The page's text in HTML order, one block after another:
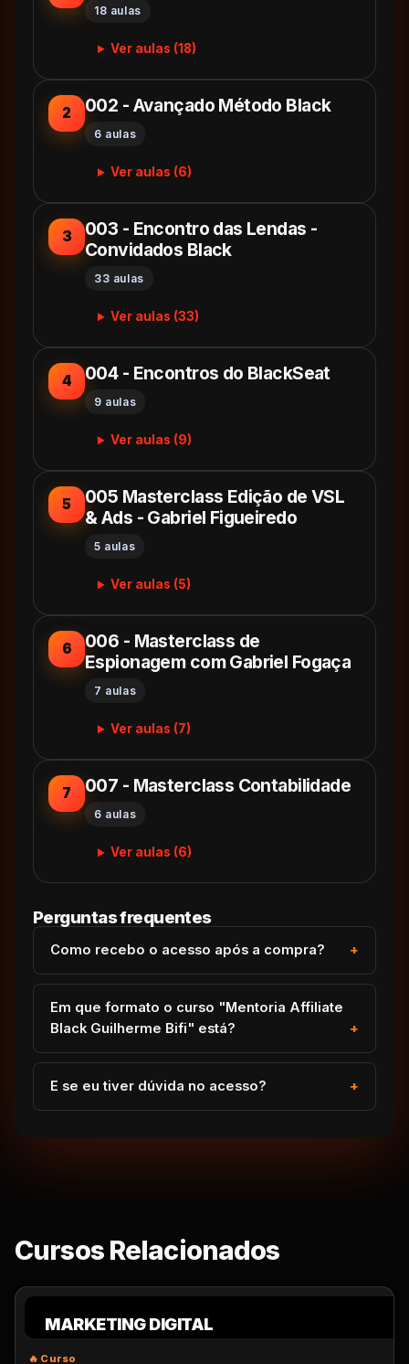
18 aulas
Ver aulas (18)
2 002 - Avançado Método Black
6 aulas
Ver aulas (6)
3
003 - Encontro das Lendas -
Convidados Black
33 aulas
Ver aulas (33)
4 004 - Encontros do BlackSeat
9 aulas
Ver aulas (9)
5
005 Masterclass Edição de VSL
& Ads - Gabriel Figueiredo
5 aulas
Ver aulas (5)
6
006 - Masterclass de
Espionagem com Gabriel Fogaça
7 aulas
Ver aulas (7)
7 007 - Masterclass Contabilidade
6 aulas
Ver aulas (6)
Perguntas frequentes
Como recebo o acesso após a compra?
Em que formato o curso "Mentoria Affiliate
Black Guilherme Bifi" está?
E se eu tiver dúvida no acesso?
Cursos Relacionados
MARKETING DIGITAL